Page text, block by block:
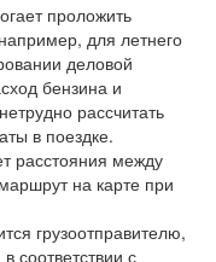
проложить
для летнего
деловой
бензина и
рассчитать
в поездке.
расстояния между
на карте при
грузоотправителю,
соответствии с